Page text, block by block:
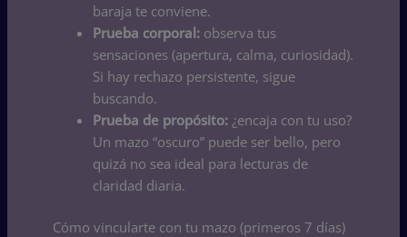
baraja te conviene.
Prueba corporal:observa tus
sensaciones (apertura, calma, curiosidad).
Si hay rechazo persistente, sigue
buscando.
Prueba de propósito:¿encaja con tu uso?
Un mazo “oscuro” puede ser bello, pero
quizá no sea ideal para lecturas de
claridad diaria.
Cómo vincularte con tu mazo (primeros 7 días)